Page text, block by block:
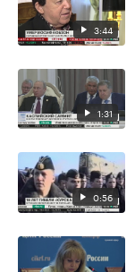
3:44
1:31
0:56